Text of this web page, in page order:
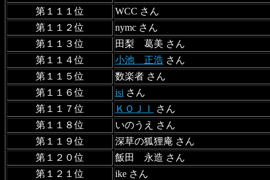
第１１１位
WCC さん
第１１２位
nymc さん
第１１３位
田梨 葛美 さん
第１１４位
小池 正浩 さん
第１１５位
数楽者 さん
第１１６位
isi さん
第１１７位
ＫＯＪＩ
さん
第１１８位
いのうえ さん
第１１９位
深草の狐狸庵 さん
第１２０位
飯田 永造 さん
第１２１位
ike さん